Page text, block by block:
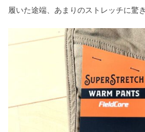
履いた途端、あまりのストレッチに驚